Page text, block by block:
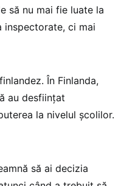
să nu mai fie luate la
inspectorate, ci mai
În Finlanda,
au desființat
la nivelul școlilor.
să ai decizia